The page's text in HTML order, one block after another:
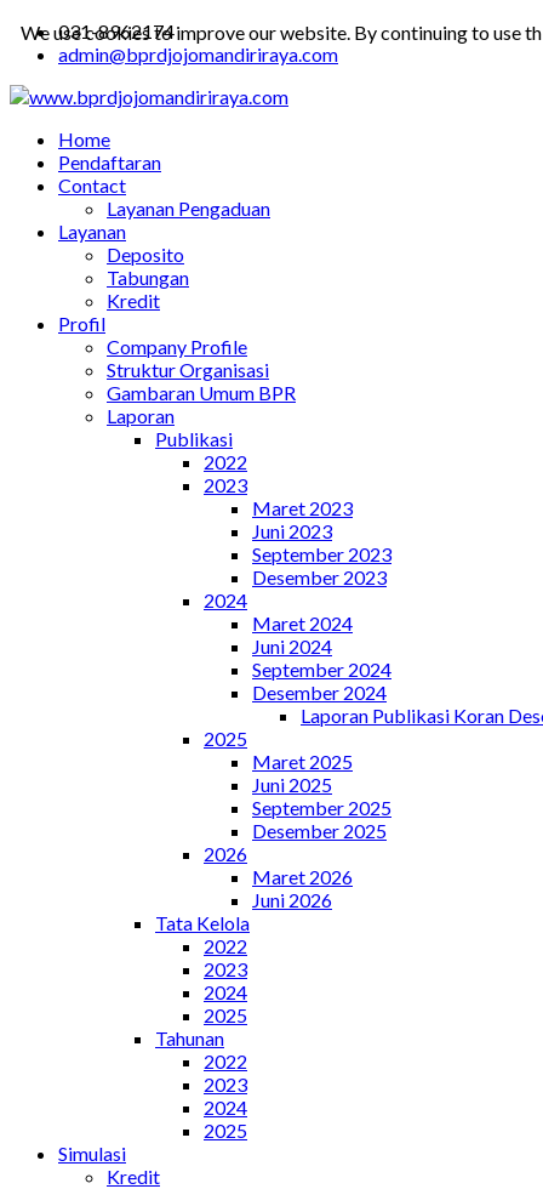
031-8962174
admin@bprdjojomandiriraya.com
Home
Pendaftaran
Contact
Layanan Pengaduan
Layanan
Deposito
Tabungan
Kredit
Profil
Company Profile
Struktur Organisasi
Gambaran Umum BPR
Laporan
Publikasi
2022
2023
Maret 2023
Juni 2023
September 2023
Desember 2023
2024
Maret 2024
Juni 2024
September 2024
Desember 2024
Laporan Publikasi Koran
2025
Maret 2025
Juni 2025
September 2025
Desember 2025
2026
Maret 2026
Juni 2026
Tata Kelola
2022
2023
2024
2025
Tahunan
2022
2023
2024
2025
Simulasi
Kredit
We use cookies to improve our website. By continuing to use